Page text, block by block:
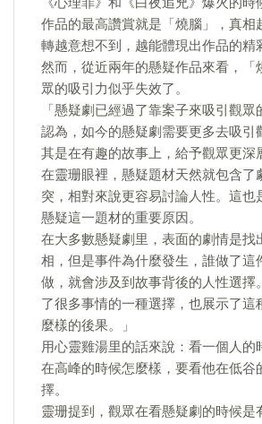
作品的最高讚賞就是「燒腦」，真相
轉越意想不到，越能體現出作品的精
然而，從近兩年的懸疑作品來看，「
眾的吸引力似乎失效了。
「懸疑劇已經過了靠案子來吸引觀
認為，如今的懸疑劇需要更多去吸引
其是在有趣的故事上，給予觀眾更深
在靈珊眼裡，懸疑題材天然就包含了
突，相對來說更容易討論人性。這也
懸疑這一題材的重要原因。
在大多數懸疑劇里，表面的劇情是找
相，但是事件為什麼發生，誰做了這
做，就會涉及到故事背後的人性選擇
了很多事情的一種選擇，也展示了這
麼樣的後果。」
用心靈雞湯里的話來說：看一個人的
在高峰的時候怎麼樣，要看他在低谷
擇。
靈珊提到，觀眾在看懸疑劇的時候是